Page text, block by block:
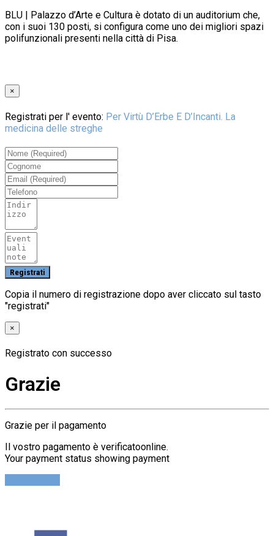
BLU | Palazzo d’Arte e Cultura è dotato di un auditorium che,
con i suoi 130 posti, si configura come uno dei migliori spazi
polifunzionali presenti nella città di Pisa.
×
Registrati per l' evento: Per Virtù D’Erbe E D’Incanti. La
medicina delle streghe
Copia il numero di registrazione dopo aver cliccato sul tasto
"registrati"
×
Registrato con successo
Grazie
Grazie per il pagamento
Il vostro pagamento è verificatoonline.
Your payment status showing payment